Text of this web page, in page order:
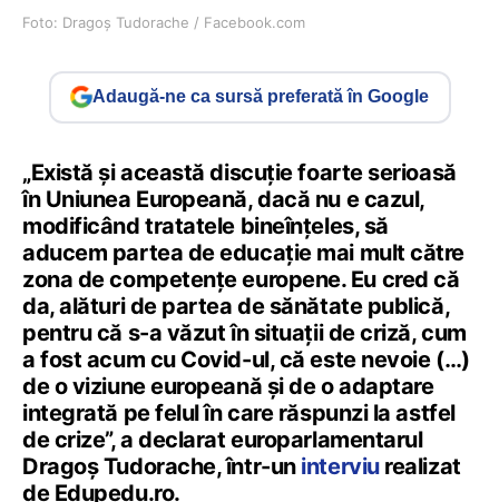
Foto: Dragoș Tudorache / Facebook.com
Adaugă-ne ca sursă preferată în Google
„Există și această discuție foarte serioasă
în Uniunea Europeană, dacă nu e cazul,
modificând tratatele bineînțeles, să
aducem partea de educație mai mult către
zona de competențe europene. Eu cred că
da, alături de partea de sănătate publică,
pentru că s-a văzut în situații de criză, cum
a fost acum cu Covid-ul, că este nevoie (…)
de o viziune europeană și de o adaptare
integrată pe felul în care răspunzi la astfel
de crize”, a declarat europarlamentarul
Dragoș Tudorache, într-un interviurealizat
de Edupedu.ro.